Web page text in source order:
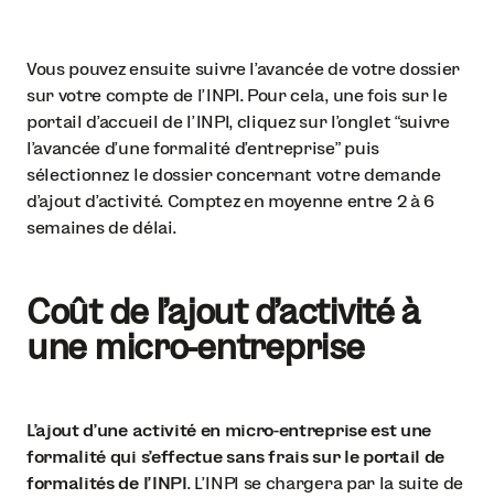
Vous pouvez ensuite suivre l’avancée de votre dossier
sur votre compte de l’INPI. Pour cela, une fois sur le
portail d’accueil de l’INPI, cliquez sur l’onglet “suivre
l’avancée d’une formalité d’entreprise” puis
sélectionnez le dossier concernant votre demande
d’ajout d’activité. Comptez en moyenne entre 2 à 6
semaines de délai.
Coût de l'ajout d'activité à
une micro-entreprise
L’ajout d’une activité en micro-entreprise est une
formalité qui s’effectue sans frais sur le portail de
formalités de l’INPI. L’INPI se chargera par la suite de